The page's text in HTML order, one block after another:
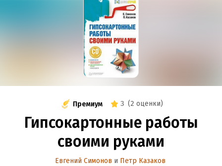
Премиум 3 (2 оценки)
Гипсокартонные работы
своими руками
Евгений Симонов и Петр Казаков